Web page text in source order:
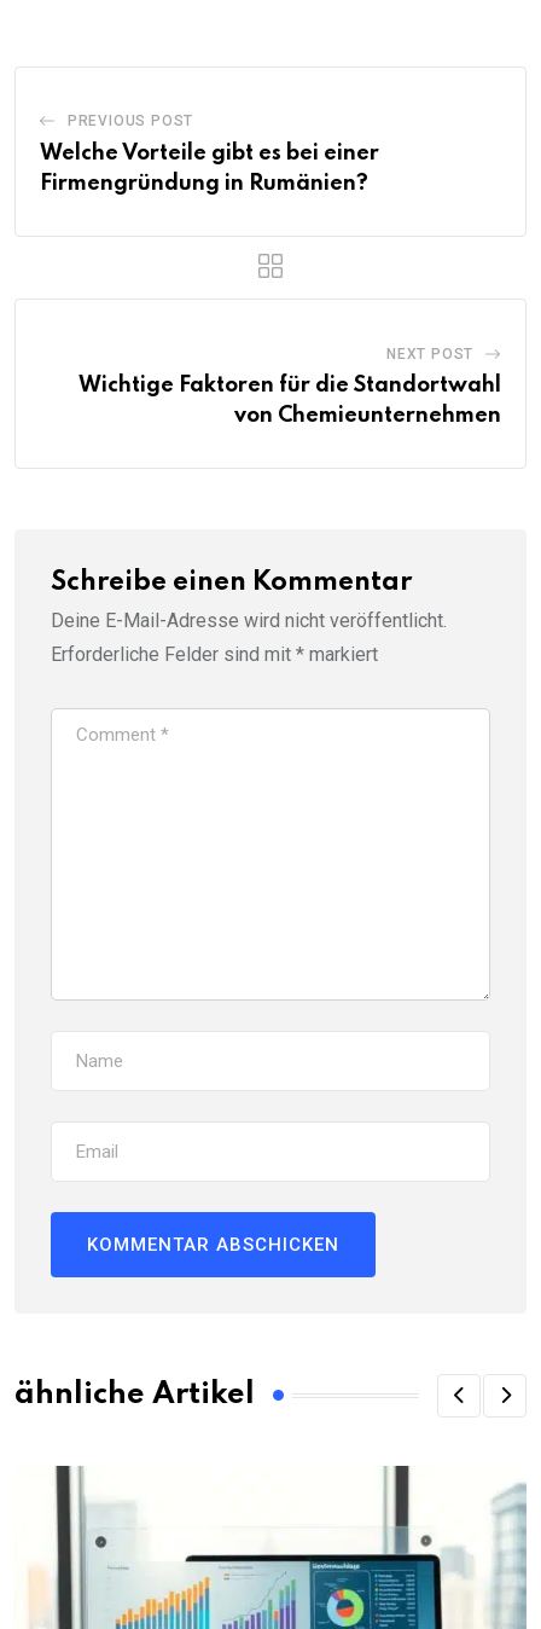
PREVIOUS POST
Welche Vorteile gibt es bei einer
Firmengründung in Rumänien?
NEXT POST
Wichtige Faktoren für die Standortwahl
von Chemieunternehmen
Schreibe einen Kommentar
Deine E-Mail-Adresse wird nicht veröffentlicht.
Erforderliche Felder sind mit * markiert
ähnliche Artikel